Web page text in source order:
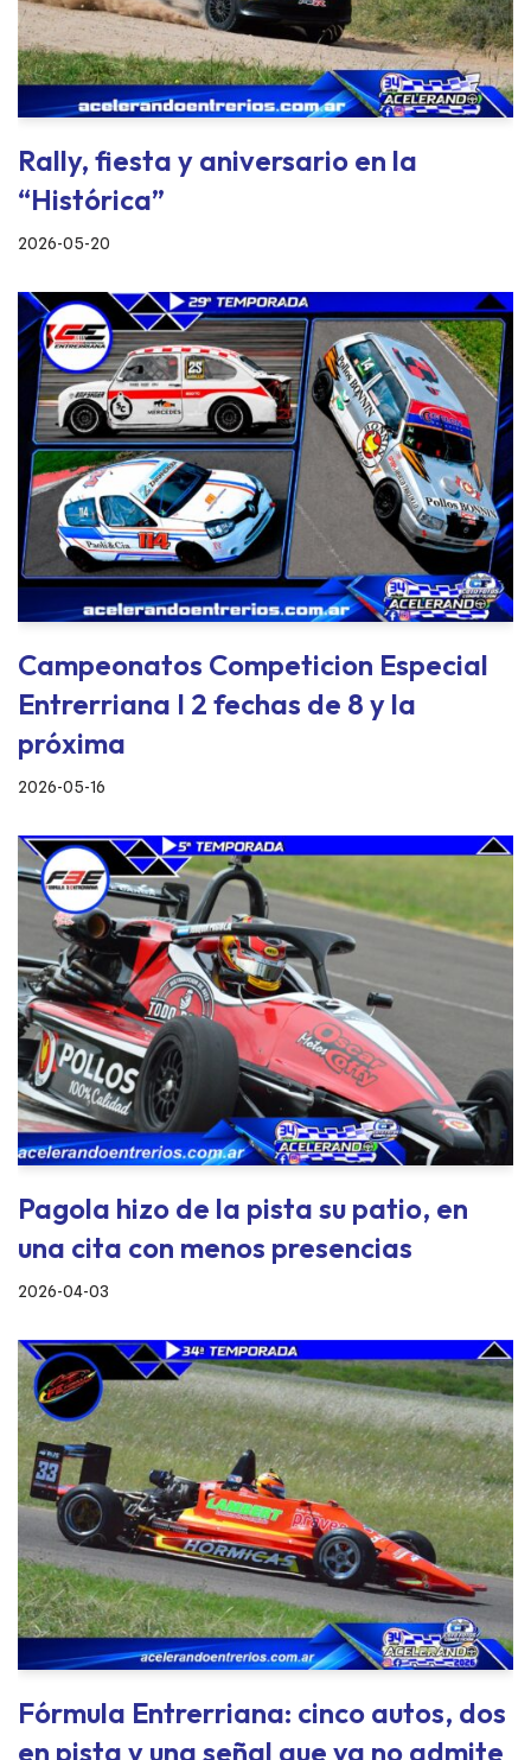
Rally, fiesta y aniversario en la
“Histórica”
2026-05-20
Campeonatos Competicion Especial
Entrerriana I 2 fechas de 8 y la
próxima
2026-05-16
Pagola hizo de la pista su patio, en
una cita con menos presencias
2026-04-03
Fórmula Entrerriana: cinco autos, dos
en pista y una señal que ya no admite